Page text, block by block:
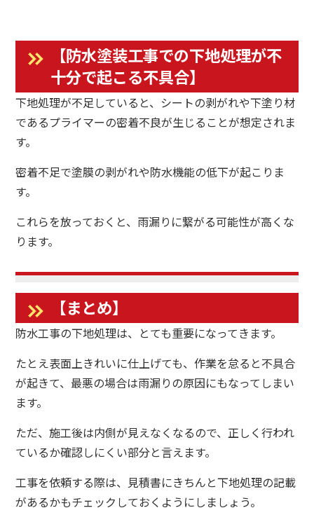
【防水塗装工事での下地処理が不
十分で起こる不具合】
下地処理が不足していると、シートの剥がれや下塗り材
であるプライマーの密着不良が生じることが想定されま
す。
密着不足で塗膜の剥がれや防水機能の低下が起こりま
す。
これらを放っておくと、雨漏りに繋がる可能性が高くな
ります。
【まとめ】
防水工事の下地処理は、とても重要になってきます。
たとえ表面上きれいに仕上げても、作業を怠ると不具合
が起きて、最悪の場合は雨漏りの原因にもなってしまい
ます。
ただ、施工後は内側が見えなくなるので、正しく行われ
ているか確認しにくい部分と言えます。
工事を依頼する際は、見積書にきちんと下地処理の記載
があるかもチェックしておくようにしましょう。